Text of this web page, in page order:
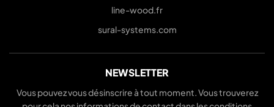
line-wood.fr
sural-systems.com
NEWSLETTER
Vous pouvez vous désinscrire à tout moment. Vous trouverez